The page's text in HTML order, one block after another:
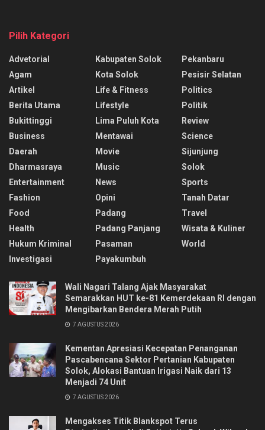
Pilih Kategori
Advetorial
Agam
Artikel
Berita Utama
Bukittinggi
Business
Daerah
Dharmasraya
Entertainment
Fashion
Food
Health
Hukum Kriminal
Investigasi
Kabupaten Solok
Kota Solok
Life & Fitness
Lifestyle
Lima Puluh Kota
Mentawai
Movie
Music
News
Opini
Padang
Padang Panjang
Pasaman
Payakumbuh
Pekanbaru
Pesisir Selatan
Politics
Politik
Review
Science
Sijunjung
Solok
Sports
Tanah Datar
Travel
Wisata & Kuliner
World
Wali Nagari Talang Ajak Masyarakat
Semarakkan HUT ke-81 Kemerdekaan RI dengan
Mengibarkan Bendera Merah Putih
7 AGUSTUS 2026
Kementan Apresiasi Kecepatan Penanganan
Pascabencana Sektor Pertanian Kabupaten
Solok, Alokasi Bantuan Irigasi Naik dari 13
Menjadi 74 Unit
7 AGUSTUS 2026
Mengakses Titik Blankspot Terus